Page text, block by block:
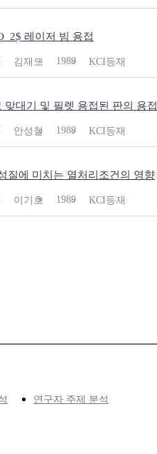
레이저 빔 용접
김재도 1989 KCI등재
맞대기 및 필렛 용접된 판의 용
안성철 1989 KCI등재
질에 미치는 열처리조건의 영향
이기호 1989 KCI등재
연구자 주제 분석